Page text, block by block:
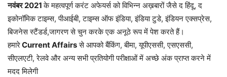
नवंबर 2021के महत्वपूर्ण करंट अफेयर्स को विभिन्न अख़बारों जैसे द हिंदू, द
इकोनॉमिक टाइम्स, पीआईबी, टाइम्स ऑफ इंडिया, इंडिया टुडे, इंडियन एक्सप्रेस,
बिजनेस स्टैंडर्ड,जागरण से चुन करके एक अनूठे रूप में पेश करते हैं।
हमारेCurrent Affairsसे आपको बैंकिंग, बीमा, यूपीएससी, एसएससी,
सीएलएटी, रेलवे और अन्य सभी प्रतियोगी परीक्षाओं में अच्छे अंक प्राप्त करने में
मदद मिलेगी